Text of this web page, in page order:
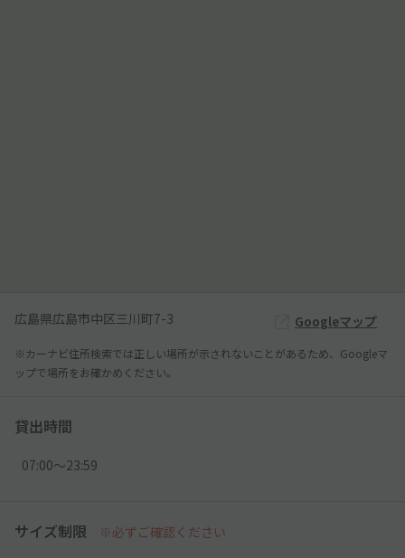
広島県広島市中区三川町7-3 Googleマップ
※カーナビ住所検索では正しい場所が示されないことがあるため、Googleマ
ップで場所をお確かめください。
貸出時間
07:00〜23:59
サイズ制限 ※必ずご確認ください